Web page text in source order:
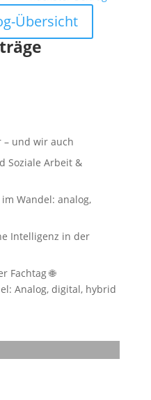
Übersicht
– und wir auch
Soziale Arbeit &
Wandel: analog,
Intelligenz in der
Fachtag 🌐
Analog, digital, hybrid